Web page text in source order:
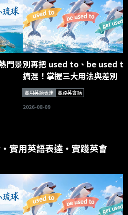
門景別再把 used to、be used to
搞混！掌握三大用法與差別
實用英語表達 實踐英會話
2026-08-09
實用英語表達・實踐英會